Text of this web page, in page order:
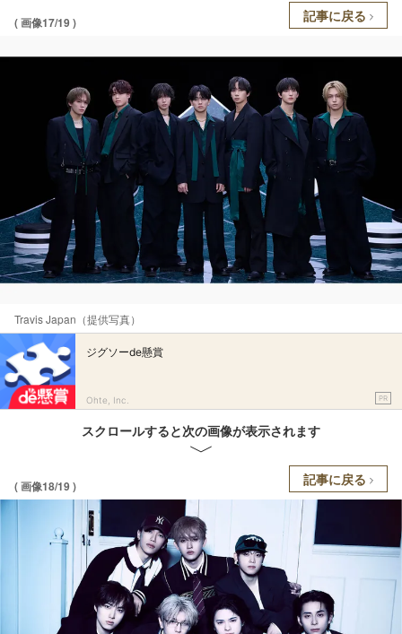
( 画像17/19 ) 記事に戻る
Travis Japan（提供写真）
ジグソーde懸賞
Ohte, Inc. PR
スクロールすると次の画像が表示されます
( 画像18/19 ) 記事に戻る